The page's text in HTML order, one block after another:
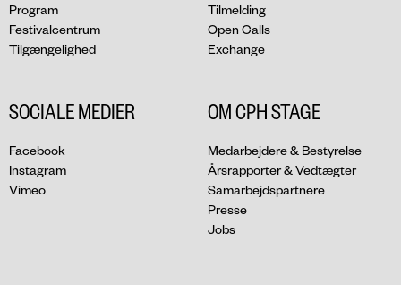
Program
Festivalcentrum
Tilgængelighed
Tilmelding
Open Calls
Exchange
SOCIALE MEDIER
Facebook
Instagram
Vimeo
OM CPH STAGE
Medarbejdere & Bestyrelse
Årsrapporter & Vedtægter
Samarbejdspartnere
Presse
Jobs